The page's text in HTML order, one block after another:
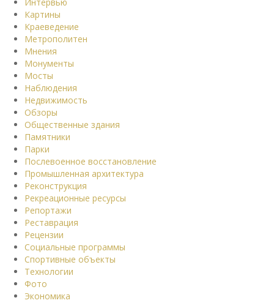
Картины
Краеведение
Метрополитен
Мнения
Монументы
Мосты
Наблюдения
Недвижимость
Обзоры
Общественные здания
Памятники
Парки
Послевоенное восстановление
Промышленная архитектура
Реконструкция
Рекреационные ресурсы
Репортажи
Реставрация
Рецензии
Социальные программы
Спортивные объекты
Технологии
Фото
Экономика